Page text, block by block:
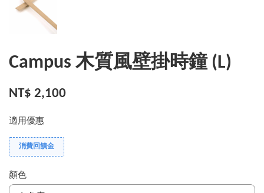
Campus 木質風壁掛時鐘 (L)
NT$ 2,100
適用優惠
消費回饋金
顏色